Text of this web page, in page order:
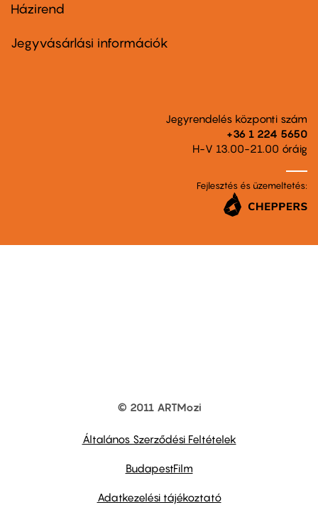
Footer
second
Házirend
Jegyvásárlási információk
Jegyrendelés központi szám
+36 1 224 5650
H-V 13.00-21.00 óráig
Fejlesztés és üzemeltetés:
© 2011 ARTMozi
Általános Szerződési Feltételek
BudapestFilm
Adatkezelési tájékoztató